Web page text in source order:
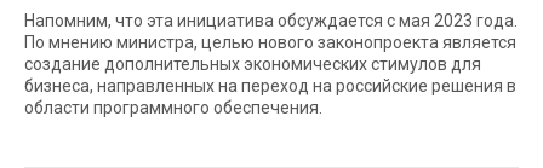
Напомним, что эта инициатива обсуждается с мая 2023 года.
По мнению министра, целью нового законопроекта является
создание дополнительных экономических стимулов для
бизнеса, направленных на переход на российские решения в
области программного обеспечения.